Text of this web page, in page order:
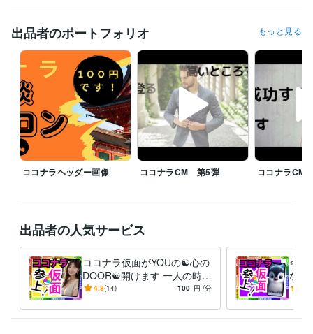
で！待機中時間、お気軽にどうぞ
離席中、対応中の時は他の皆様のDMの連絡が遅れることがありますが、
必ずDM連絡致しますので不快な気持ちには限りなくさせないつもりで
す。
【怒り、憎しみ、復讐心、嫉妬・・・etc】
真心のこもった精神で頑張りますm(_ _)m
☆★…………▽▼…………◇◆…………□■…………△▲
♥♦寂しい、悩みがある、聞いてほしい事がある方DMください
♦♥このスケジュール見て何か思った方はDMください、スゴい、素晴らし
い、キモい、ウザい、土に埋もれてしまえ！・・・・etc
♥♦冬の寒さが厳しいのでDMください
経験職種
出品者のポートフォリオ もっと見る
ココナラヘッダー画像 ココナラCM 第5弾 ココナラCM
出品者の人気サービス
ココナラ仮面がYOUの☯️心の
DOOR☯️開けます 一人の時誰
かと話したい❇️まわりに流さ
4.8(14) 100 円 /分
今つ
なん
愚痴
避難